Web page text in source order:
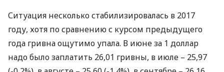
Ситуация несколько стабилизировалась в 2017
году, хотя по сравнению с курсом предыдущего
года гривна ощутимо упала. В июне за 1 доллар
надо было заплатить 26,01 гривны, в июле – 25,97